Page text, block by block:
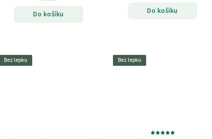
Do košíku Do košíku
Bez lepku Bez lepku